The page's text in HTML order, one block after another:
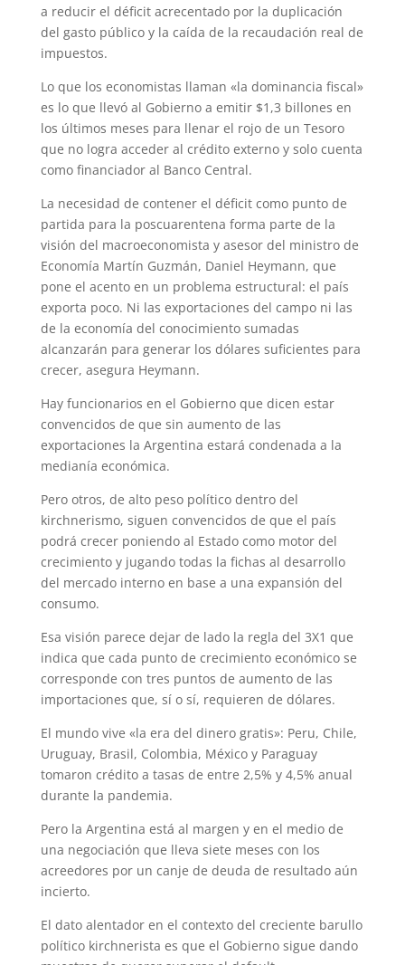
a reducir el déficit acrecentado por la duplicación
del gasto público y la caída de la recaudación real de
impuestos.
Lo que los economistas llaman «la dominancia fiscal»
es lo que llevó al Gobierno a emitir $1,3 billones en
los últimos meses para llenar el rojo de un Tesoro
que no logra acceder al crédito externo y solo cuenta
como financiador al Banco Central.
La necesidad de contener el déficit como punto de
partida para la poscuarentena forma parte de la
visión del macroeconomista y asesor del ministro de
Economía Martín Guzmán, Daniel Heymann, que
pone el acento en un problema estructural: el país
exporta poco. Ni las exportaciones del campo ni las
de la economía del conocimiento sumadas
alcanzarán para generar los dólares suficientes para
crecer, asegura Heymann.
Hay funcionarios en el Gobierno que dicen estar
convencidos de que sin aumento de las
exportaciones la Argentina estará condenada a la
medianía económica.
Pero otros, de alto peso político dentro del
kirchnerismo, siguen convencidos de que el país
podrá crecer poniendo al Estado como motor del
crecimiento y jugando todas la fichas al desarrollo
del mercado interno en base a una expansión del
consumo.
Esa visión parece dejar de lado la regla del 3X1 que
indica que cada punto de crecimiento económico se
corresponde con tres puntos de aumento de las
importaciones que, sí o sí, requieren de dólares.
El mundo vive «la era del dinero gratis»: Peru, Chile,
Uruguay, Brasil, Colombia, México y Paraguay
tomaron crédito a tasas de entre 2,5% y 4,5% anual
durante la pandemia.
Pero la Argentina está al margen y en el medio de
una negociación que lleva siete meses con los
acreedores por un canje de deuda de resultado aún
incierto.
El dato alentador en el contexto del creciente barullo
político kirchnerista es que el Gobierno sigue dando